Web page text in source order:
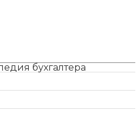
бухгалтера